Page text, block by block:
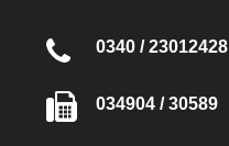
0340 / 23012428
034904 / 30589